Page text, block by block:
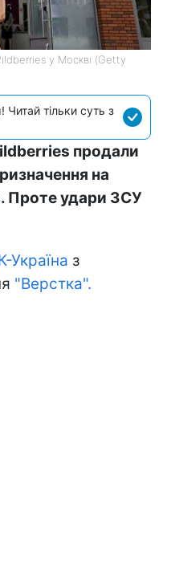
у Москві (Getty
тільки суть з
продали
на
Проте удари ЗСУ
Україна з
"Верстка".